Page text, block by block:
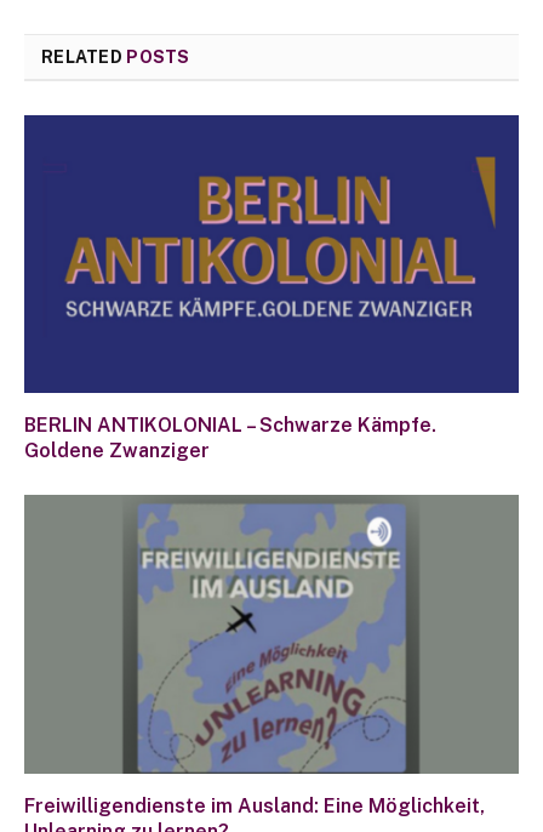
RELATED POSTS
BERLIN ANTIKOLONIAL – Schwarze Kämpfe.
Goldene Zwanziger
Freiwilligendienste im Ausland: Eine Möglichkeit,